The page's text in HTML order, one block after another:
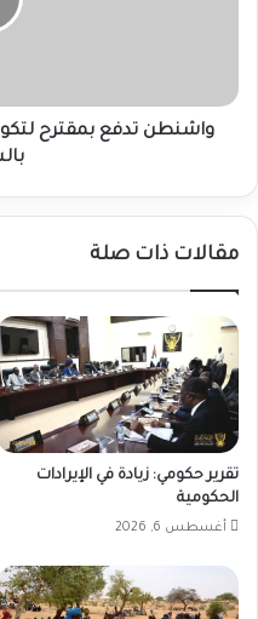
بالسودان
واشنطن تدفع بمقترح
مقالات ذات صلة
تقرير حكومي: زيادة في الإيرادات
الحكومية
أغسطس 6, 2026